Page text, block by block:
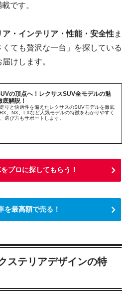
です。
ア・インテリア・性能・安全性ま
ても贅沢な一台」を探している
けします。
の頂点へ！レクサスSUV全モデルの魅
底解説！
走りと快適性を備えたレクサスのSUVモデルを徹底
、NX、LXなど人気モデルの特徴をわかりやすく
選び方もサポートします。
プロに探してもらう！
を最高額で売る！
ステリアデザインの特